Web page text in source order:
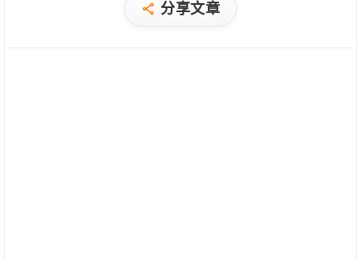
分享文章